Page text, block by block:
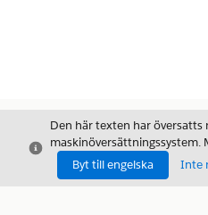
Stäng
Den här texten har översatts
maskinöversättningssystem.
Byt till engelska
Inte